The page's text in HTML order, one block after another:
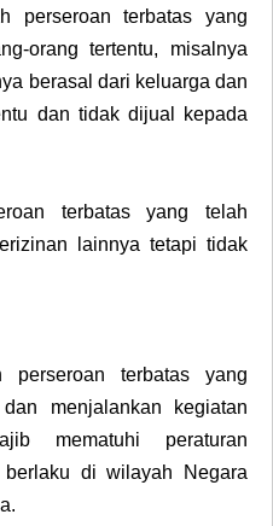
perseroan terbatas yang
orang tertentu, misalnya
berasal dari keluarga dan
dan tidak dijual kepada
terbatas yang telah
lainnya tetapi tidak
terbatas yang
menjalankan kegiatan
mematuhi peraturan
berlaku di wilayah Negara